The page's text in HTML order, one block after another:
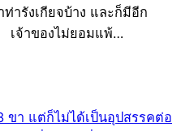
ท่ารังเกียจบ้าง และก็มีอีก
จ้าของไม่ยอมแพ้…